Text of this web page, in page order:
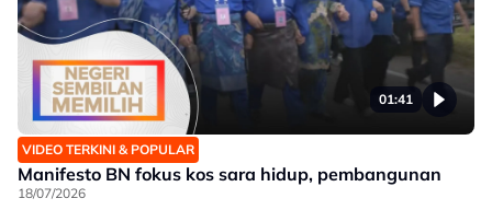
01:41
VIDEO TERKINI & POPULAR
Manifesto BN fokus kos sara hidup, pembangunan
18/07/2026